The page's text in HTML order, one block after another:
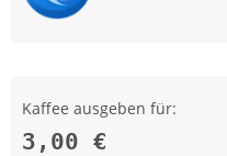
Kaffee ausgeben für:
3,00 €